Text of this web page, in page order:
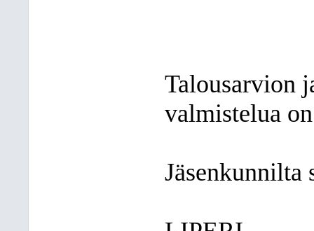
Talousarvion
valmistelua
Jäsenkunnilta